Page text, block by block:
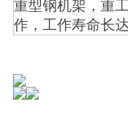
重型钢机架，重
作，工作寿命长